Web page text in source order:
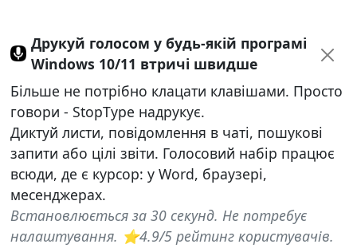
Друкуй голосом у будь-якій програмі
Windows 10/11 втричі швидше
Більше не потрібно клацати клавішами. Просто
говори - StopType надрукує.
Диктуй листи, повідомлення в чаті, пошукові
запити або цілі звіти. Голосовий набір працює
всюди, де є курсор: у Word, браузері,
месенджерах.
Встановлюється за 30 секунд. Не потребує
налаштування. ⭐4.9/5 рейтинг користувачів.